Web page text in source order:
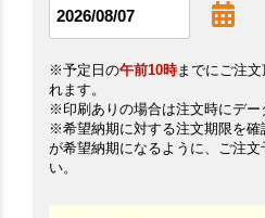
※予定日の午前10時までにご注
れます。
※印刷ありの場合は注文時にデー
※希望納期に対する注文期限を確
が希望納期になるように、ご注
い。